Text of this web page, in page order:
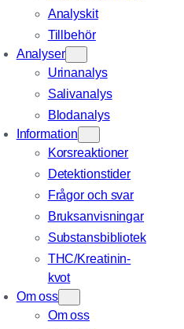
Analyskit
Tillbehör
Analyser
Urinanalys
Salivanalys
Blodanalys
Information
Korsreaktioner
Detektionstider
Frågor och svar
Bruksanvisningar
Substansbibliotek
THC/Kreatinin-
kvot
Om oss
Om oss